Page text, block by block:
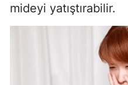
mideyi yatıştırabilir.